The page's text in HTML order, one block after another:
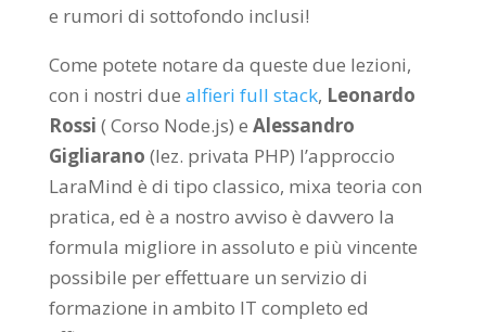
e rumori di sottofondo inclusi!
Come potete notare da queste due lezioni,
con i nostri due alfieri full stack, Leonardo
Rossi ( Corso Node.js) e Alessandro
Gigliarano (lez. privata PHP) l’approccio
LaraMind è di tipo classico, mixa teoria con
pratica, ed è a nostro avviso è davvero la
formula migliore in assoluto e più vincente
possibile per effettuare un servizio di
formazione in ambito IT completo ed